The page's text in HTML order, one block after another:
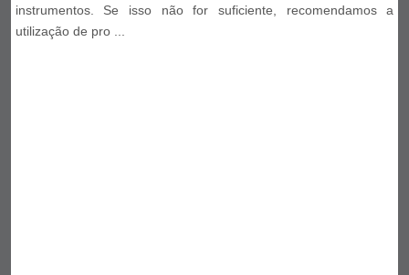
instrumentos. Se isso não for suficiente, recomendamos a
utilização de pro ...